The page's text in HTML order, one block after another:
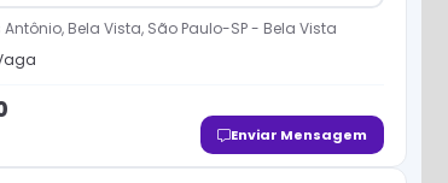
Bela Vista, São Paulo-SP- Bela Vista
Enviar Mensagem